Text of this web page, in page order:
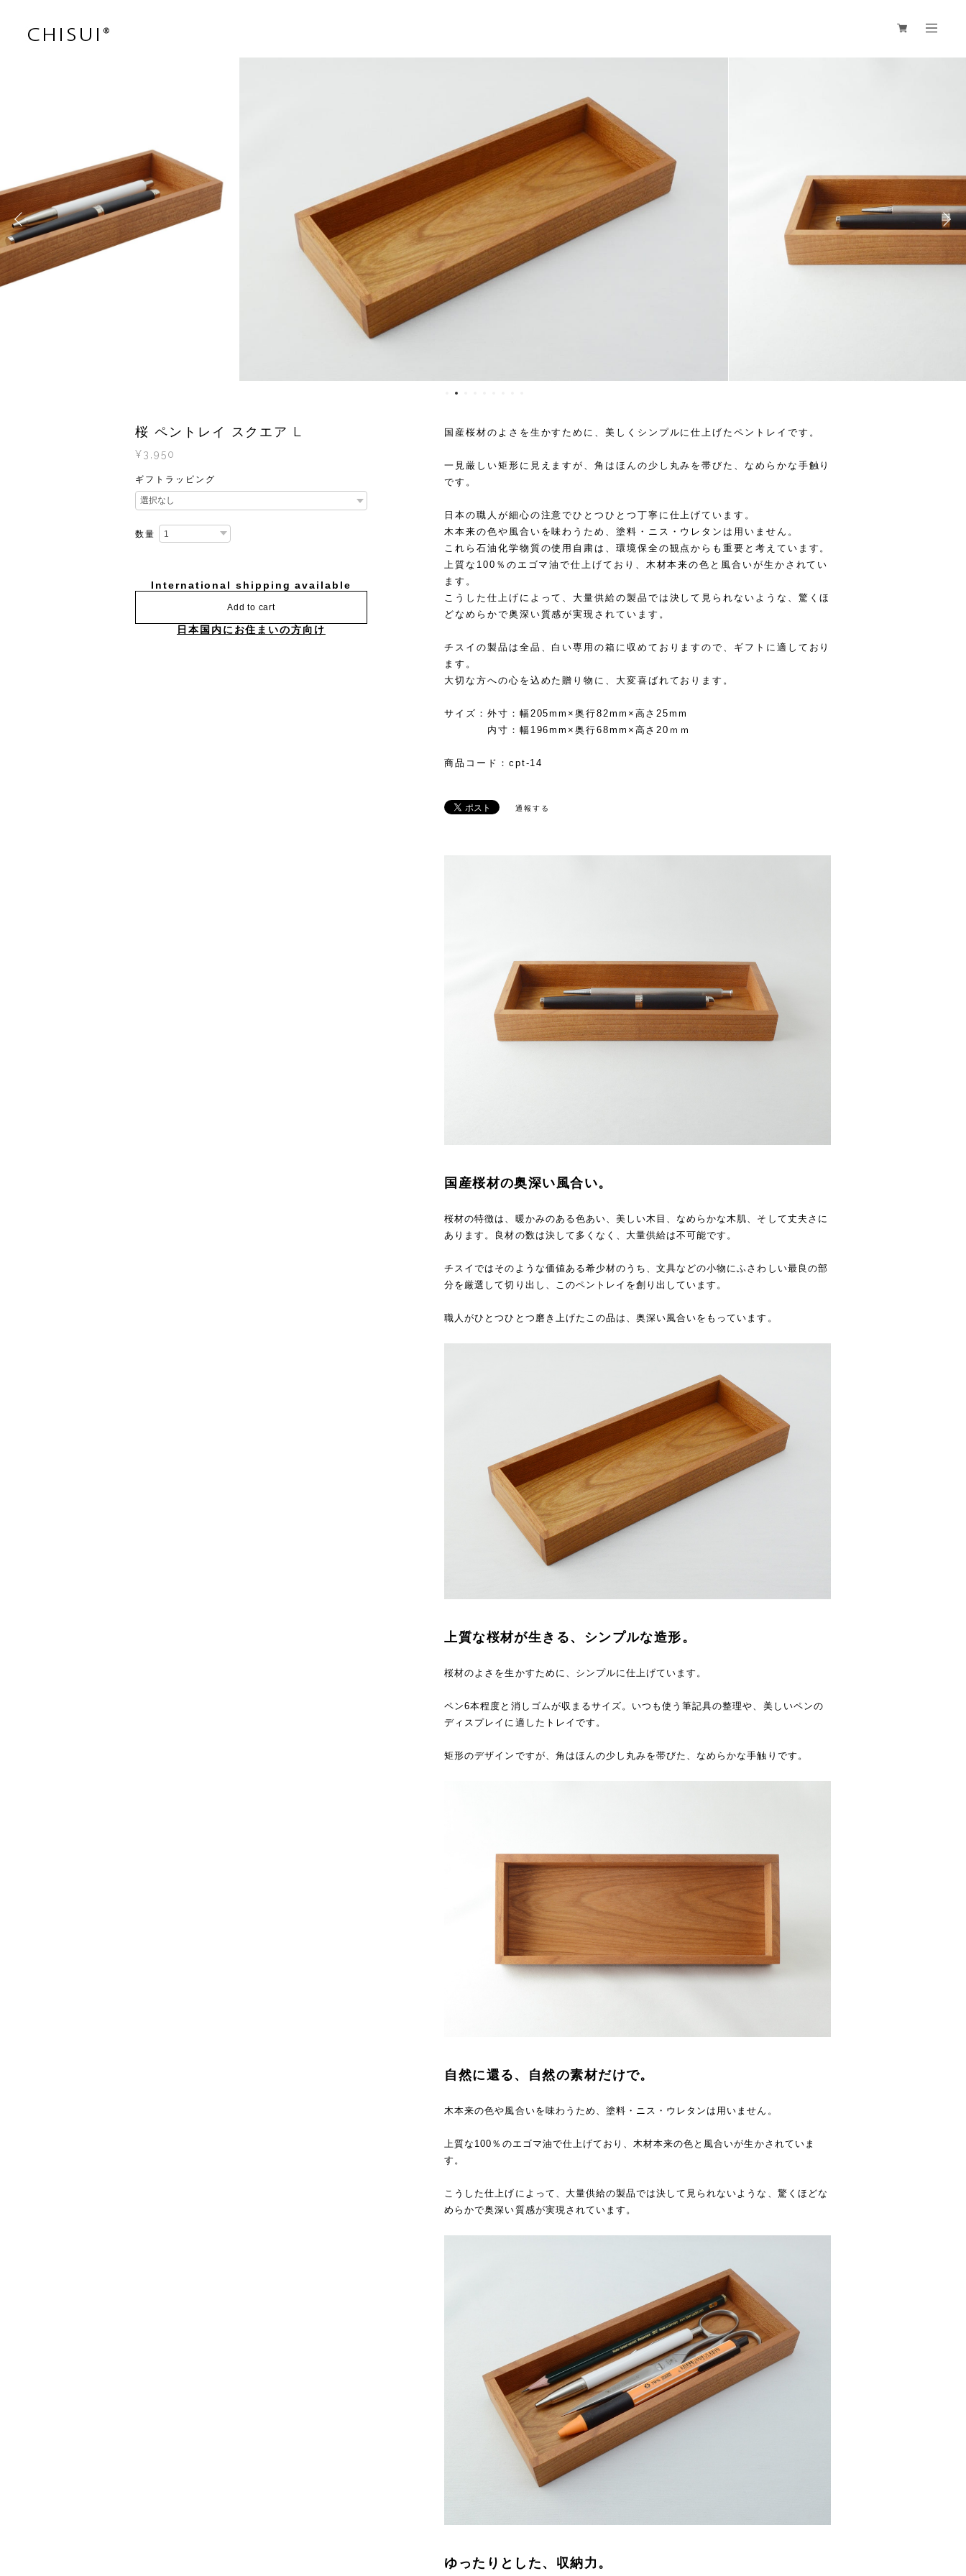
桜 ペントレイ スクエア L
¥3,950
ギフトラッピング
数量
International shipping available
Add to cart
日本国内にお住まいの方向け
国産桜材のよさを生かすために、美しくシンプルに仕上げたペントレイです。
一見厳しい矩形に見えますが、角はほんの少し丸みを帯びた、なめらかな手触り
です。
日本の職人が細心の注意でひとつひとつ丁寧に仕上げています。
木本来の色や風合いを味わうため、塗料・ニス・ウレタンは用いません。
これら石油化学物質の使用自粛は、環境保全の観点からも重要と考えています。
上質な100％のエゴマ油で仕上げており、木材本来の色と風合いが生かされてい
ます。
こうした仕上げによって、大量供給の製品では決して見られないような、驚くほ
どなめらかで奥深い質感が実現されています。
チスイの製品は全品、白い専用の箱に収めておりますので、ギフトに適しており
ます。
大切な方への心を込めた贈り物に、大変喜ばれております。
サイズ：外寸：幅205mm×奥行82mm×高さ25mm
内寸：幅196mm×奥行68mm×高さ20ｍｍ
商品コード：cpt-14
通報する
国産桜材の奥深い風合い。
桜材の特徴は、暖かみのある色あい、美しい木目、なめらかな木肌、そして丈夫さに
あります。良材の数は決して多くなく、大量供給は不可能です。
チスイではそのような価値ある希少材のうち、文具などの小物にふさわしい最良の部
分を厳選して切り出し、このペントレイを創り出しています。
職人がひとつひとつ磨き上げたこの品は、奥深い風合いをもっています。
上質な桜材が生きる、シンプルな造形。
桜材のよさを生かすために、シンプルに仕上げています。
ペン6本程度と消しゴムが収まるサイズ。いつも使う筆記具の整理や、美しいペンの
ディスプレイに適したトレイです。
矩形のデザインですが、角はほんの少し丸みを帯びた、なめらかな手触りです。
自然に還る、自然の素材だけで。
木本来の色や風合いを味わうため、塗料・ニス・ウレタンは用いません。
上質な100％のエゴマ油で仕上げており、木材本来の色と風合いが生かされていま
す。
こうした仕上げによって、大量供給の製品では決して見られないような、驚くほどな
めらかで奥深い質感が実現されています。
ゆったりとした、収納力。